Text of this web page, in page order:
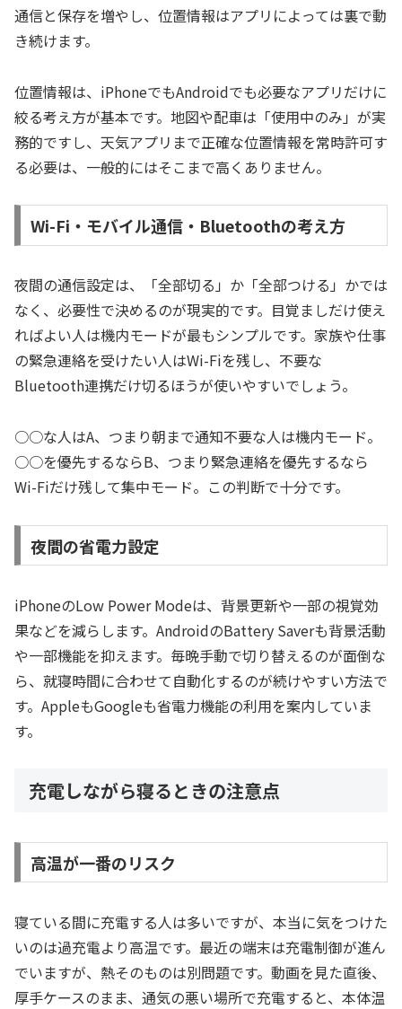
通信と保存を増やし、位置情報はアプリによっては裏で動
き続けます。
位置情報は、iPhoneでもAndroidでも必要なアプリだけに
絞る考え方が基本です。地図や配車は「使用中のみ」が実
務的ですし、天気アプリまで正確な位置情報を常時許可す
る必要は、一般的にはそこまで高くありません。
Wi-Fi・モバイル通信・Bluetoothの考え方
夜間の通信設定は、「全部切る」か「全部つける」かでは
なく、必要性で決めるのが現実的です。目覚ましだけ使え
ればよい人は機内モードが最もシンプルです。家族や仕事
の緊急連絡を受けたい人はWi-Fiを残し、不要な
Bluetooth連携だけ切るほうが使いやすいでしょう。
○○な人はA、つまり朝まで通知不要な人は機内モード。
○○を優先するならB、つまり緊急連絡を優先するなら
Wi-Fiだけ残して集中モード。この判断で十分です。
夜間の省電力設定
iPhoneのLow Power Modeは、背景更新や一部の視覚効
果などを減らします。AndroidのBattery Saverも背景活動
や一部機能を抑えます。毎晩手動で切り替えるのが面倒な
ら、就寝時間に合わせて自動化するのが続けやすい方法で
す。AppleもGoogleも省電力機能の利用を案内していま
す。
充電しながら寝るときの注意点
高温が一番のリスク
寝ている間に充電する人は多いですが、本当に気をつけた
いのは過充電より高温です。最近の端末は充電制御が進ん
でいますが、熱そのものは別問題です。動画を見た直後、
厚手ケースのまま、通気の悪い場所で充電すると、本体温